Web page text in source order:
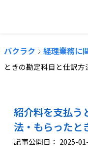
バクラク 経理業務に
ときの勘定科目と仕訳
紹介料を支払う
法・もらったと
記事公開日： 2025-